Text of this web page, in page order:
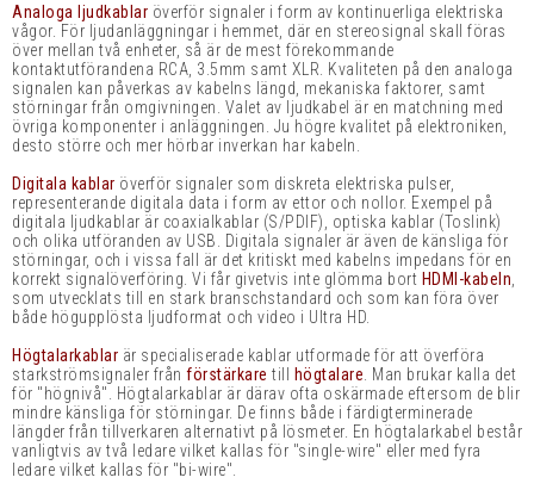
Analoga ljudkablar överför signaler i form av kontinuerliga elektriska
vågor. För ljudanläggningar i hemmet, där en stereosignal skall föras
över mellan två enheter, så är de mest förekommande
kontaktutförandena RCA, 3.5mm samt XLR. Kvaliteten på den analoga
signalen kan påverkas av kabelns längd, mekaniska faktorer, samt
störningar från omgivningen. Valet av ljudkabel är en matchning med
övriga komponenter i anläggningen. Ju högre kvalitet på elektroniken,
desto större och mer hörbar inverkan har kabeln.
Digitala kablar överför signaler som diskreta elektriska pulser,
representerande digitala data i form av ettor och nollor. Exempel på
digitala ljudkablar är coaxialkablar (S/PDIF), optiska kablar (Toslink)
och olika utföranden av USB. Digitala signaler är även de känsliga för
störningar, och i vissa fall är det kritiskt med kabelns impedans för en
korrekt signalöverföring. Vi får givetvis inte glömma bort HDMI-kabeln
som utvecklats till en stark branschstandard och som kan föra över
både högupplösta ljudformat och video i Ultra HD.
Högtalarkablar är specialiserade kablar utformade för att överföra
starkströmsignaler från förstärkare till högtalare . Man brukar kalla det
för "högnivå". Högtalarkablar är därav ofta oskärmade eftersom de blir
mindre känsliga för störningar. De finns både i färdigterminerade
längder från tillverkaren alternativt på lösmeter. En högtalarkabel består
vanligtvis av två ledare vilket kallas för "single-wire" eller med fyra
ledare vilket kallas för "bi-wire".